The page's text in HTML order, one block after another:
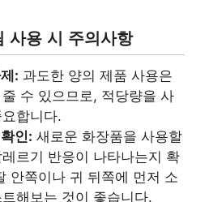
사용 시 주의사항
: 과도한 양의 제품 사용은
수 있으므로, 적당량을 사
합니다.
인: 새로운 화장품을 사용할
르기 반응이 나타나는지 확
안쪽이나 귀 뒤쪽에 먼저 소
해보는 것이 좋습니다.